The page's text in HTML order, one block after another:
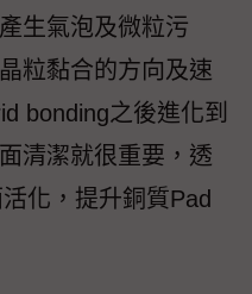
生氣泡及微粒污
粒黏合的方向及速
bonding之後進化到
清潔就很重要，透
化，提升銅質Pad